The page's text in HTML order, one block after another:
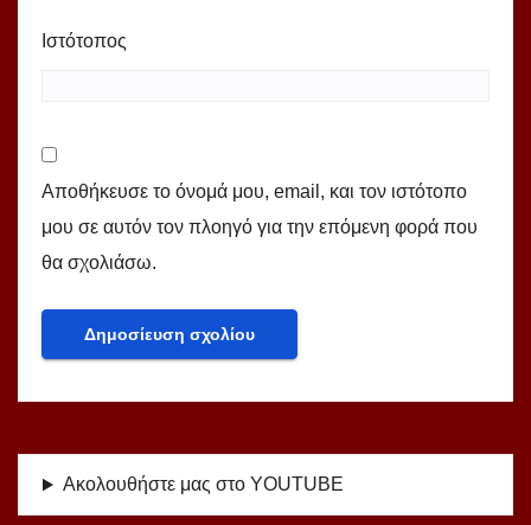
Ιστότοπος
Αποθήκευσε το όνομά μου, email, και τον ιστότοπο
μου σε αυτόν τον πλοηγό για την επόμενη φορά που
θα σχολιάσω.
Ακολουθήστε μας στο YOUTUBE